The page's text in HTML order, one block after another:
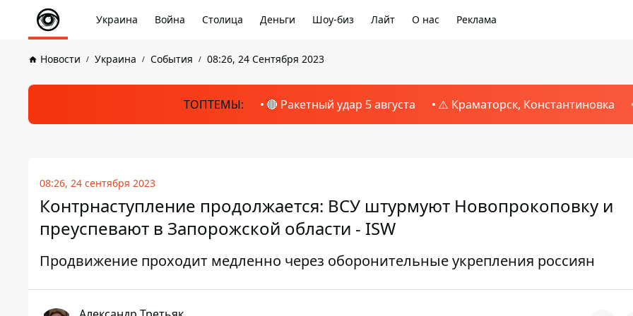
Украина Война Столица Деньги Шоу-биз Лайт О нас Реклама
Новости Украина События 08:26, 24 Сентября 2023
ТОПТЕМЫ: 🔴 Ракетный удар 5 августа ⚠️ Краматорск, Константиновка
08:26, 24 сентября 2023
Контрнаступление продолжается: ВСУ штурмуют Новопрокоповку и
преуспевают в Запорожской области - ISW
Продвижение проходит медленно через оборонительные укрепления россиян